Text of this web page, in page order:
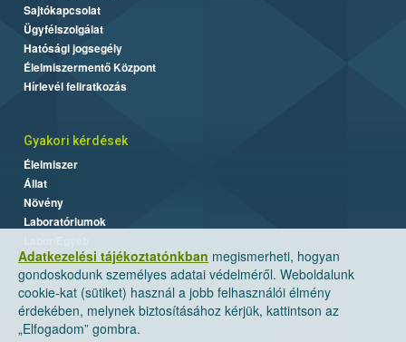
Adatkezelési tájékoztatónkban megismerheti, hogyan
gondoskodunk személyes adatai védelméről. Weboldalunk
cookie-kat (sütiket) használ a jobb felhasználói élmény
érdekében, melynek biztosításához kérjük, kattintson az
„Elfogadom” gombra.
Sajtókapcsolat
Ügyfélszolgálat
Hatósági jogsegély
Élelmiszermentő Központ
Hírlevél feliratkozás
Gyakori kérdések
Élelmiszer
Állat
Növény
Laboratóriumok